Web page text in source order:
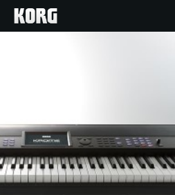
Características
Eventos